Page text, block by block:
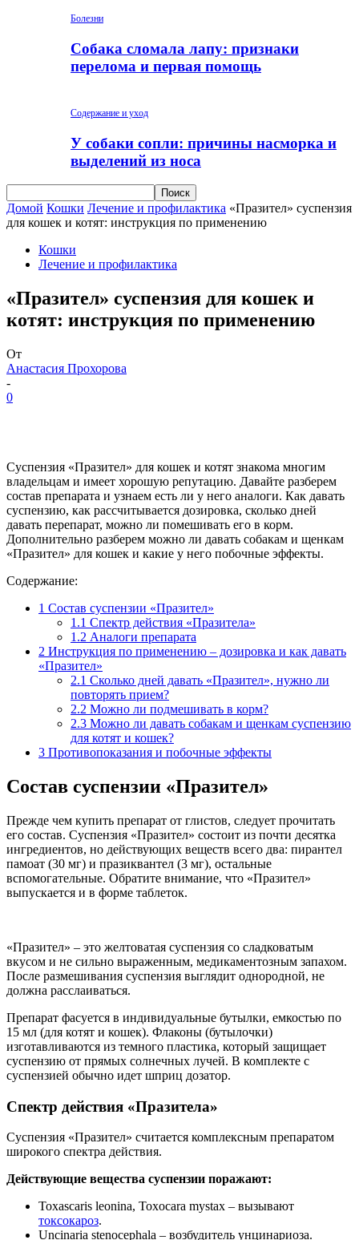
Болезни
Собака сломала лапу: признаки
перелома и первая помощь
Содержание и уход
У собаки сопли: причины насморка и
выделений из носа
Домой Кошки Лечение и профилактика «Празител» суспензия
для кошек и котят: инструкция по применению
Кошки
Лечение и профилактика
«Празител» суспензия для кошек и
котят: инструкция по применению
От
Анастасия Прохорова
-
0
Суспензия «Празител» для кошек и котят знакома многим
владельцам и имеет хорошую репутацию. Давайте разберем
состав препарата и узнаем есть ли у него аналоги. Как давать
суспензию, как рассчитывается дозировка, сколько дней
давать перепарат, можно ли помешивать его в корм.
Дополнительно разберем можно ли давать собакам и щенкам
«Празител» для кошек и какие у него побочные эффекты.
Содержание:
1 Состав суспензии «Празител»
1.1 Спектр действия «Празитела»
1.2 Аналоги препарата
2 Инструкция по применению – дозировка и как давать
«Празител»
2.1 Сколько дней давать «Празител», нужно ли
повторять прием?
2.2 Можно ли подмешивать в корм?
2.3 Можно ли давать собакам и щенкам суспензию
для котят и кошек?
3 Противопоказания и побочные эффекты
Состав суспензии «Празител»
Прежде чем купить препарат от глистов, следует прочитать
его состав. Суспензия «Празител» состоит из почти десятка
ингредиентов, но действующих веществ всего два: пирантел
памоат (30 мг) и празиквантел (3 мг), остальные
вспомогательные. Обратите внимание, что «Празител»
выпускается и в форме таблеток.
«Празител» – это желтоватая суспензия со сладковатым
вкусом и не сильно выраженным, медикаментозным запахом.
После размешивания суспензия выглядит однородной, не
должна расслаиваться.
Препарат фасуется в индивидуальные бутылки, емкостью по
15 мл (для котят и кошек). Флаконы (бутылочки)
изготавливаются из темного пластика, который защищает
суспензию от прямых солнечных лучей. В комплекте с
суспензией обычно идет шприц дозатор.
Спектр действия «Празитела»
Суспензия «Празител» считается комплексным препаратом
широкого спектра действия.
Действующие вещества суспензии поражают:
Toxascaris leonina, Toxocara mystax – вызывают
токсокароз.
Uncinaria stenocephala – возбудитель унцинариоза.